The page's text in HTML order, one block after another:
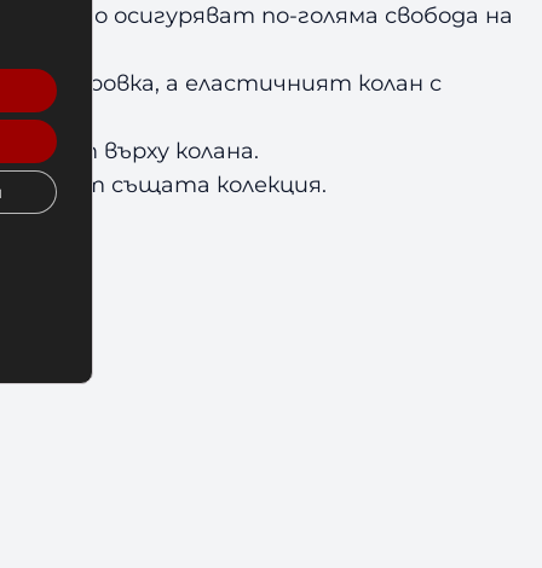
които осигуряват по-голяма свобода на
а еластичният колан с
върху колана.
от същата колекция.